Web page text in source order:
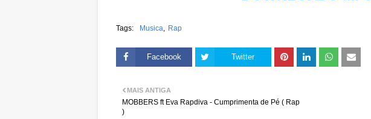
Tags: Musica Rap
Facebook Twitter
MAIS ANTIGA
MOBBERS ft Eva Rapdiva - Cumprimenta de Pé ( Rap
)